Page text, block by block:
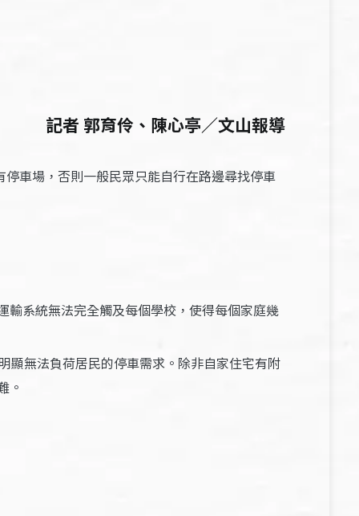
記者 郭育伶、陳心亭／文山報導
車場，否則一般民眾只能自行在路邊尋找停車
系統無法完全觸及每個學校，使得每個家庭幾
顯無法負荷居民的停車需求。除非自家住宅有附
。